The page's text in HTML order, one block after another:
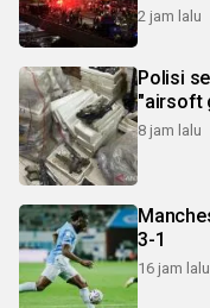
2 jam lalu
Polisi
"airsoft
8 jam lalu
3-1
16 jam lalu